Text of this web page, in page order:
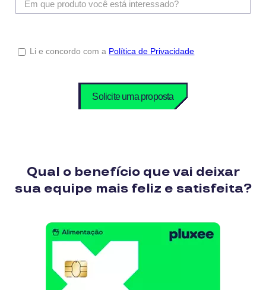
Qual o benefício que vai deixar
sua equipe mais feliz e satisfeita?